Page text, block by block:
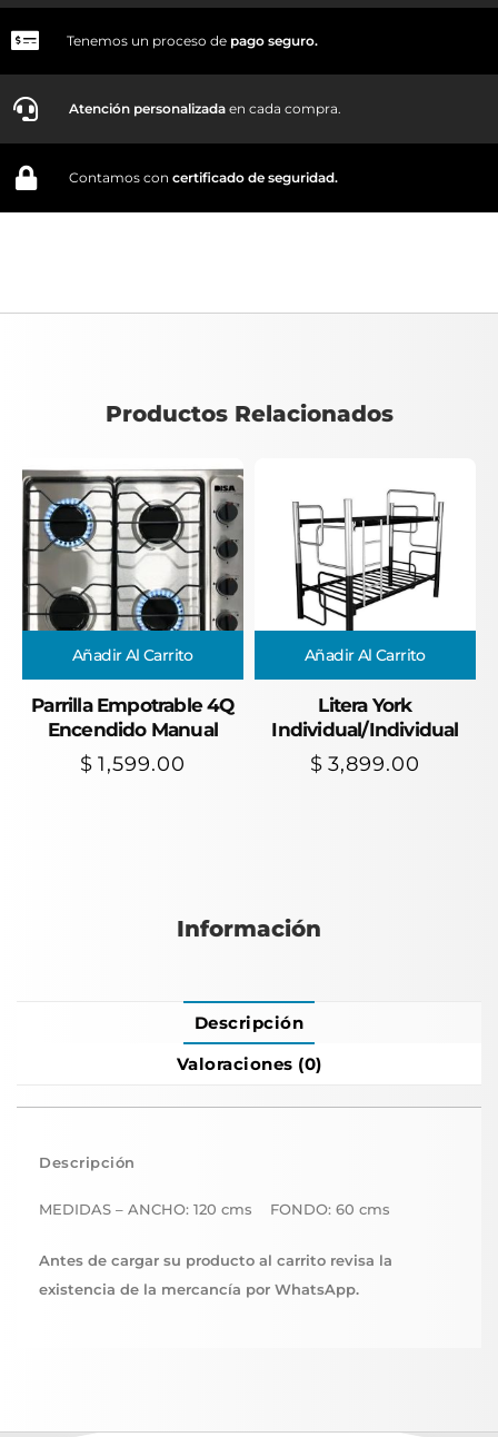
Tenemos un proceso de pago seguro.
Atención personalizada en cada compra.
Contamos con certificado de seguridad.
Productos Relacionados
Añadir Al Carrito
Parrilla Empotrable 4Q
Encendido Manual
$ 1,599.00
Añadir Al Carrito
Litera York
Individual/Individual
$ 3,899.00
Información
Descripción
Valoraciones (0)
Descripción
MEDIDAS – ANCHO: 120 cms FONDO: 60 cms
Antes de cargar su producto al carrito revisa la
existencia de la mercancía por WhatsApp.